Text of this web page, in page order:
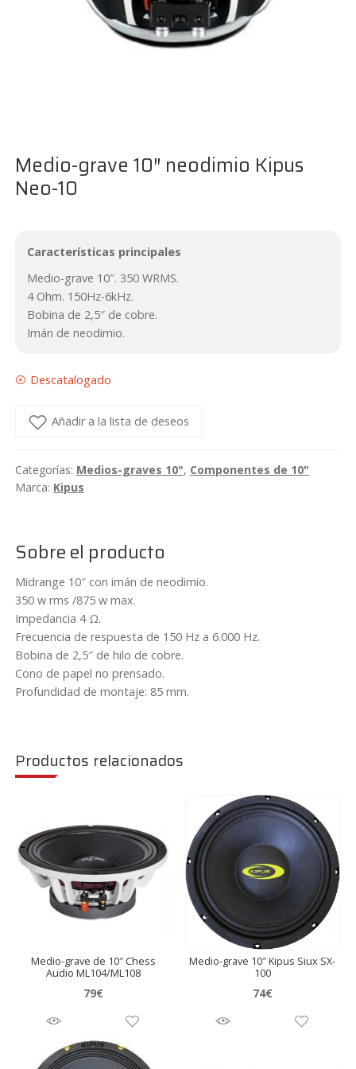
Medio-grave 10″ neodimio Kipus
Neo-10
Características principales
Medio-grave 10″. 350 WRMS.
4 Ohm. 150Hz-6kHz.
Bobina de 2,5″ de cobre.
Imán de neodimio.
Descatalogado
Añadir a la lista de deseos
Categorías: Medios-graves 10", Componentes de 10"
Marca: Kipus
Sobre el producto
Midrange 10″ con imán de neodimio.
350 w rms /875 w max.
Impedancia 4 Ω.
Frecuencia de respuesta de 150 Hz a 6.000 Hz.
Bobina de 2,5″ de hilo de cobre.
Cono de papel no prensado.
Profundidad de montaje: 85 mm.
Productos relacionados
Medio-grave de 10″ Chess
Audio ML104/ML108
79€
Medio-grave 10″ Kipus Siux SX-
100
74€